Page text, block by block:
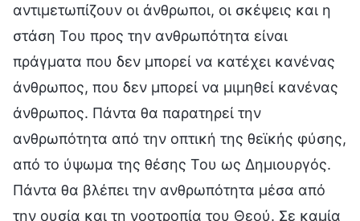
αντιμετωπίζουν οι άνθρωποι, οι σκέψεις και η
στάση Του προς την ανθρωπότητα είναι
πράγματα που δεν μπορεί να κατέχει κανένας
άνθρωπος, που δεν μπορεί να μιμηθεί κανένας
άνθρωπος. Πάντα θα παρατηρεί την
ανθρωπότητα από την οπτική της θεϊκής φύσης,
από το ύψωμα της θέσης Του ως Δημιουργός.
Πάντα θα βλέπει την ανθρωπότητα μέσα από
την ουσία και τη νοοτροπία του Θεού. Σε καμία